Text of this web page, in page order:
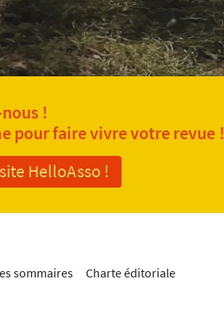
!
pour faire vivre votre revue !
HelloAsso !
sommaires
Charte éditoriale